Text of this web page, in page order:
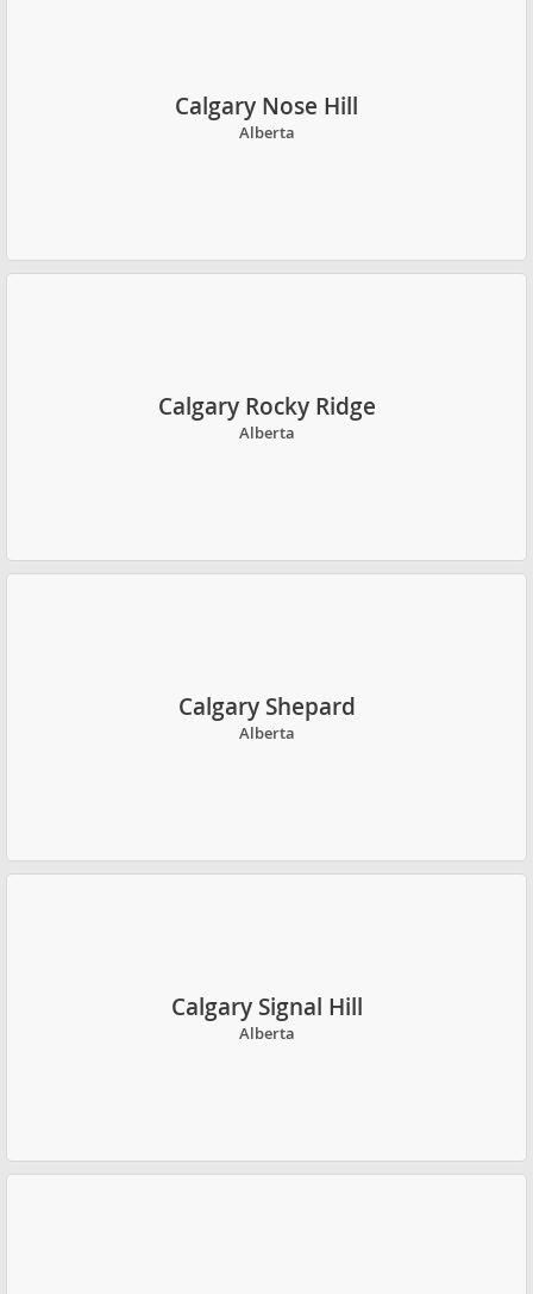
Calgary Nose Hill
Alberta
Calgary Rocky Ridge
Alberta
Calgary Shepard
Alberta
Calgary Signal Hill
Alberta